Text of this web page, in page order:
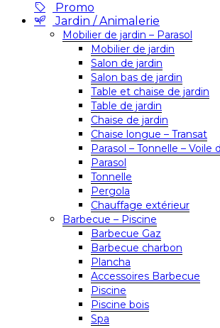
Promo
Jardin / Animalerie
Mobilier de jardin – Parasol
Mobilier de jardin
Salon de jardin
Salon bas de jardin
Table et chaise de jardin
Table de jardin
Chaise de jardin
Chaise longue – Transat
Parasol – Tonnelle – Voile
Parasol
Tonnelle
Pergola
Chauffage extérieur
Barbecue – Piscine
Barbecue Gaz
Barbecue charbon
Plancha
Accessoires Barbecue
Piscine
Piscine bois
Spa